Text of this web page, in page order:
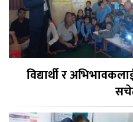
विद्यार्थी र